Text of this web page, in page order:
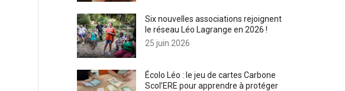
Six nouvelles associations rejoignent
le réseau Léo Lagrange en 2026 !
25 juin 2026
Écolo Léo : le jeu de cartes Carbone
Scol’ERE pour apprendre à protéger